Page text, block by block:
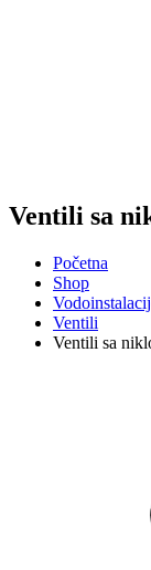
Ventili sa
Početna
Shop
Ventili
Ventili sa